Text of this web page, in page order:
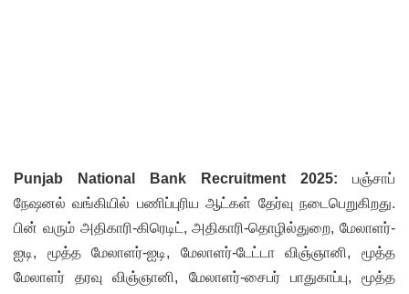
Punjab National Bank Recruitment 2025: பஞ்சாப்
நேஷனல் வங்கியில் பணிப்புரிய ஆட்கள் தேர்வு நடைபெறுகிறது.
பின் வரும் அதிகாரி-கிரெடிட், அதிகாரி-தொழில்துறை, மேலாளர்-
ஐடி, மூத்த மேலாளர்-ஐடி, மேலாளர்-டேட்டா விஞ்ஞானி, மூத்த
மேலாளர் தரவு விஞ்ஞானி, மேலாளர்-சைபர் பாதுகாப்பு, மூத்த